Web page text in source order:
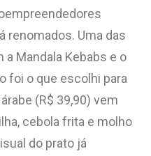
renomados. Uma das
Mandala Kebabs e o
foi o que escolhi para
(R$ 39,90) vem
cebola frita e molho
do prato já